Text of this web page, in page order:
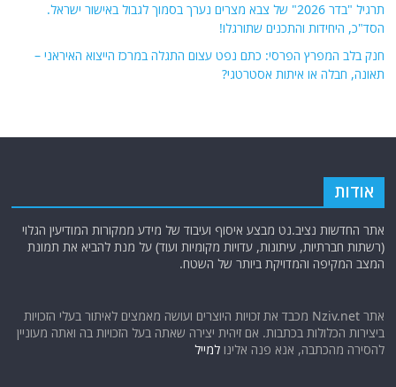
תרגיל "בדר 2026" של צבא מצרים נערך בסמוך לגבול באישור ישראל.
הסד"כ, היחידות והתכנים שתורגלו!
חנק בלב המפרץ הפרסי: כתם נפט עצום התגלה במרכז הייצוא האיראני –
תאונה, חבלה או איתות אסטרטגי?
אודות
אתר החדשות נציב.נט מבצע איסוף ועיבוד של מידע ממקורות המודיעין הגלוי
(רשתות חברתיות, עיתונות, עדויות מקומיות ועוד) על מנת להביא את תמונת
המצב המקיפה והמדויקת ביותר של השטח.
אתר Nziv.net מכבד את זכויות היוצרים ועושה מאמצים לאיתור בעלי הזכויות
ביצירות הכלולות בכתבות. אם זיהית יצירה שאתה בעל הזכויות בה ואתה מעוניין
להסירה מהכתבה, אנא פנה אלינולמייל